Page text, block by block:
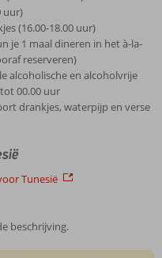
uur)
(16.00-18.00 uur)
je 1 maal dineren in het à-la-
reserveren)
alcoholische en alcoholvrije
00.00 uur
drankjes, waterpijp en verse
Tunesië
beschrijving.